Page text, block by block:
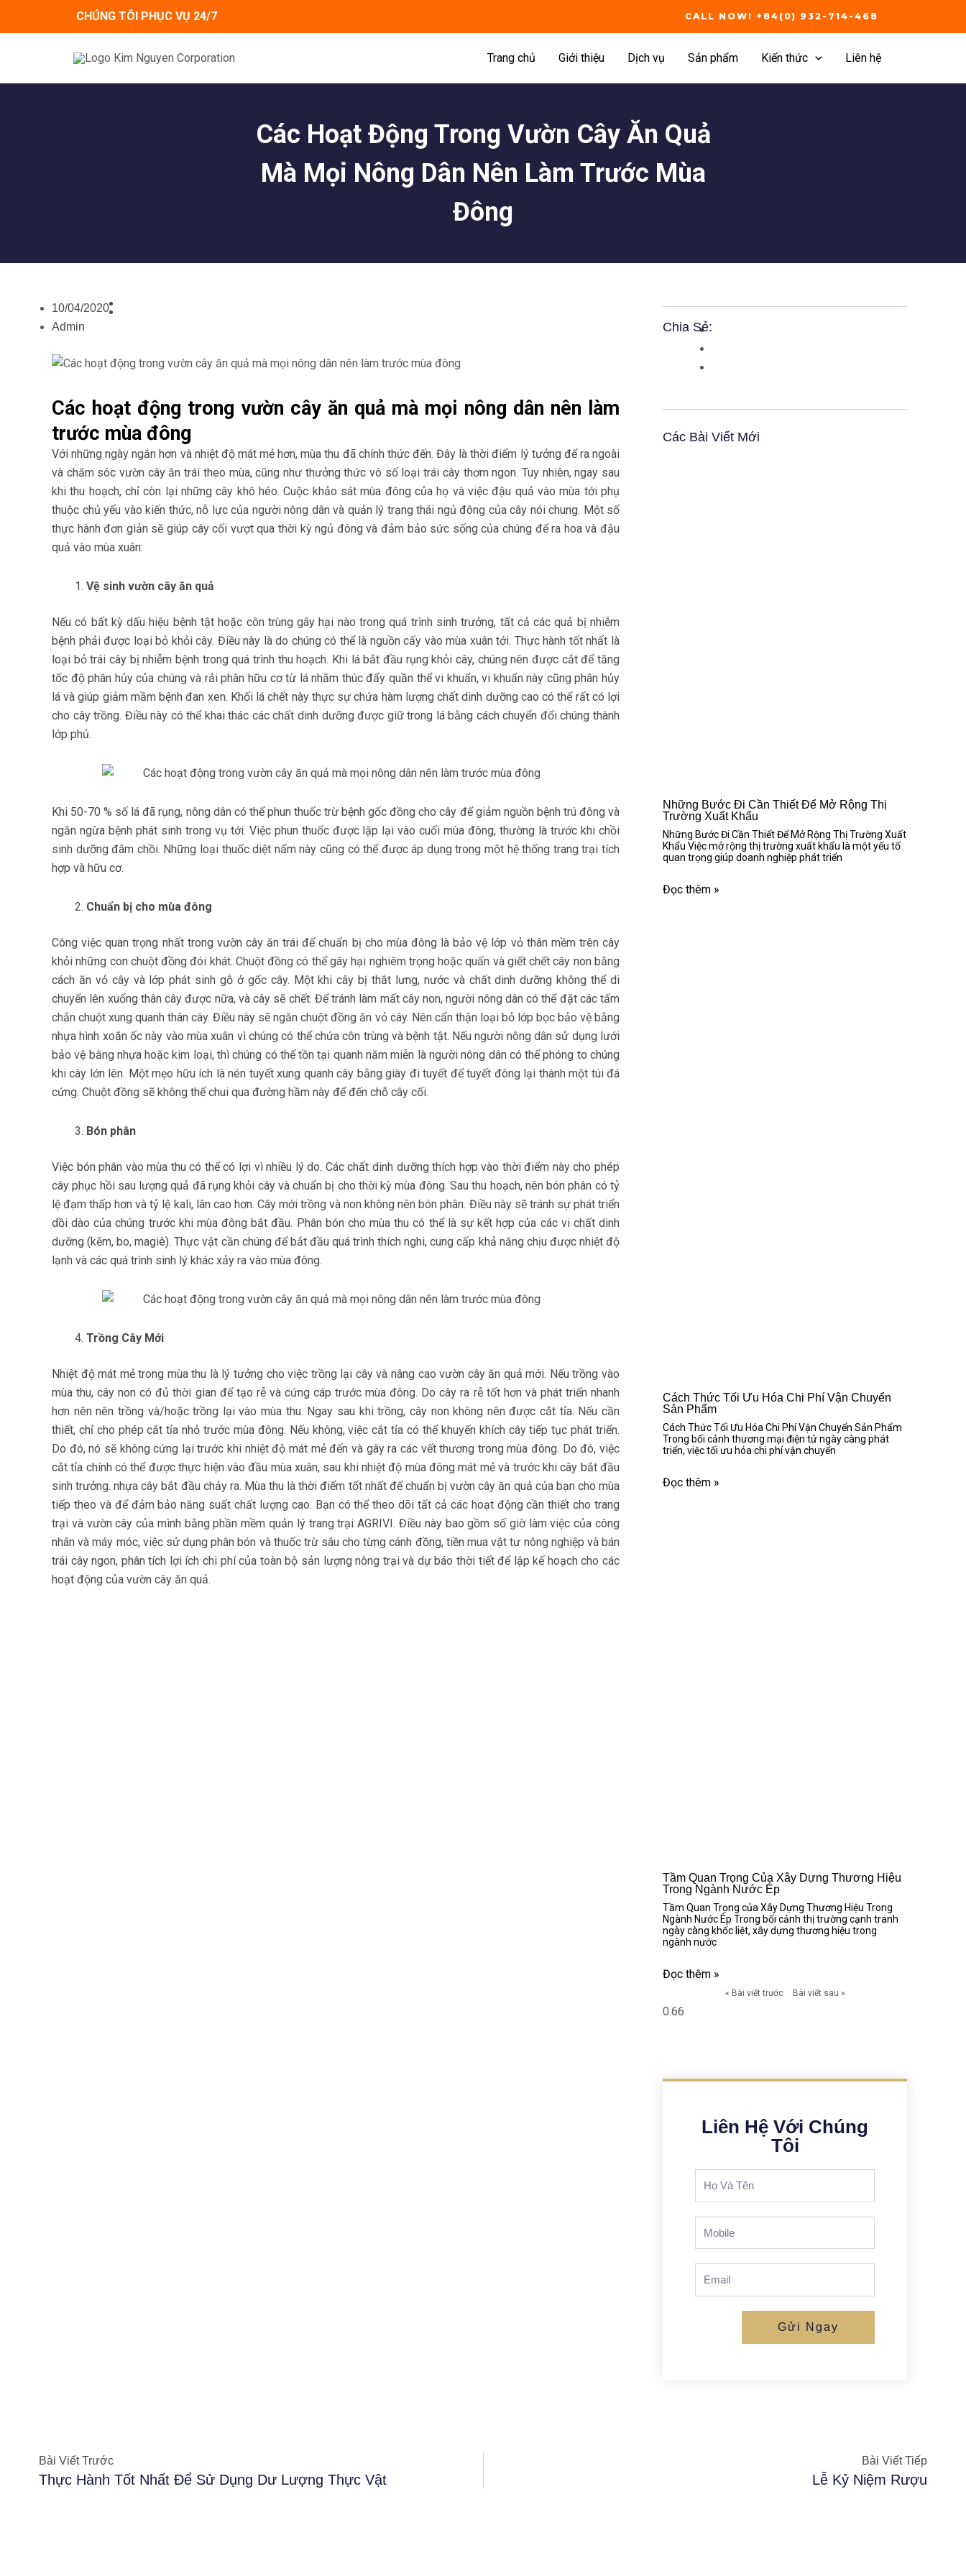
CHÚNG TÔI PHỤC VỤ 24/7 CALL NOW! +84(0) 932-714-468
Trang chủ Giới thiệu Dịch vụ Sản phẩm Kiến thức Liên hệ
Các Hoạt Động Trong Vườn Cây Ăn Quả
Mà Mọi Nông Dân Nên Làm Trước Mùa
Đông
10/04/2020
Admin
Các hoạt động trong vườn cây ăn quả mà mọi nông dân nên làm
trước mùa đông
Với những ngày ngắn hơn và nhiệt độ mát mẻ hơn, mùa thu đã chính thức đến. Đây là thời điểm lý tưởng để ra ngoài
và chăm sóc vườn cây ăn trái theo mùa, cũng như thưởng thức vô số loại trái cây thơm ngon. Tuy nhiên, ngay sau
khi thu hoạch, chỉ còn lại những cây khô héo. Cuộc khảo sát mùa đông của họ và việc đậu quả vào mùa tới phụ
thuộc chủ yếu vào kiến thức, nỗ lực của người nông dân và quản lý trạng thái ngủ đông của cây nói chung. Một số
thực hành đơn giản sẽ giúp cây cối vượt qua thời kỳ ngủ đông và đảm bảo sức sống của chúng để ra hoa và đậu
quả vào mùa xuân:
Vệ sinh vườn cây ăn quả
Nếu có bất kỳ dấu hiệu bệnh tật hoặc côn trùng gây hại nào trong quá trình sinh trưởng, tất cả các quả bị nhiễm
bệnh phải được loại bỏ khỏi cây. Điều này là do chúng có thể là nguồn cấy vào mùa xuân tới. Thực hành tốt nhất là
loại bỏ trái cây bị nhiễm bệnh trong quá trình thu hoạch. Khi lá bắt đầu rụng khỏi cây, chúng nên được cắt để tăng
tốc độ phân hủy của chúng và rải phân hữu cơ từ lá nhằm thúc đẩy quần thể vi khuẩn, vi khuẩn này cũng phân hủy
lá và giúp giảm mầm bệnh đan xen. Khối lá chết này thực sự chứa hàm lượng chất dinh dưỡng cao có thể rất có lợi
cho cây trồng. Điều này có thể khai thác các chất dinh dưỡng được giữ trong lá bằng cách chuyển đổi chúng thành
lớp phủ.
Khi 50-70 % số lá đã rụng, nông dân có thể phun thuốc trừ bệnh gốc đồng cho cây để giảm nguồn bệnh trú đông và
ngăn ngừa bệnh phát sinh trong vụ tới. Việc phun thuốc được lặp lại vào cuối mùa đông, thường là trước khi chồi
sinh dưỡng đâm chồi. Những loại thuốc diệt nấm này cũng có thể được áp dụng trong một hệ thống trang trại tích
hợp và hữu cơ.
Chuẩn bị cho mùa đông
Công việc quan trọng nhất trong vườn cây ăn trái để chuẩn bị cho mùa đông là bảo vệ lớp vỏ thân mềm trên cây
khỏi những con chuột đồng đói khát. Chuột đồng có thể gây hại nghiêm trọng hoặc quấn và giết chết cây non bằng
cách ăn vỏ cây và lớp phát sinh gỗ ở gốc cây. Một khi cây bị thắt lưng, nước và chất dinh dưỡng không thể di
chuyển lên xuống thân cây được nữa, và cây sẽ chết. Để tránh làm mất cây non, người nông dân có thể đặt các tấm
chắn chuột xung quanh thân cây. Điều này sẽ ngăn chuột đồng ăn vỏ cây. Nên cẩn thận loại bỏ lớp bọc bảo vệ bằng
nhựa hình xoắn ốc này vào mùa xuân vì chúng có thể chứa côn trùng và bệnh tật. Nếu người nông dân sử dụng lưới
bảo vệ bằng nhựa hoặc kim loại, thì chúng có thể tồn tại quanh năm miễn là người nông dân có thể phóng to chúng
khi cây lớn lên. Một mẹo hữu ích là nén tuyết xung quanh cây bằng giày đi tuyết để tuyết đông lại thành một túi đá
cứng. Chuột đồng sẽ không thể chui qua đường hầm này để đến chỗ cây cối.
Bón phân
Việc bón phân vào mùa thu có thể có lợi vì nhiều lý do. Các chất dinh dưỡng thích hợp vào thời điểm này cho phép
cây phục hồi sau lượng quả đã rụng khỏi cây và chuẩn bị cho thời kỳ mùa đông. Sau thu hoạch, nên bón phân có tỷ
lệ đạm thấp hơn và tỷ lệ kali, lân cao hơn. Cây mới trồng và non không nên bón phân. Điều này sẽ tránh sự phát triển
dồi dào của chúng trước khi mùa đông bắt đầu. Phân bón cho mùa thu có thể là sự kết hợp của các vi chất dinh
dưỡng (kẽm, bo, magiê). Thực vật cần chúng để bắt đầu quá trình thích nghi, cung cấp khả năng chịu được nhiệt độ
lạnh và các quá trình sinh lý khác xảy ra vào mùa đông.
Trồng Cây Mới
Nhiệt độ mát mẻ trong mùa thu là lý tưởng cho việc trồng lại cây và nâng cao vườn cây ăn quả mới. Nếu trồng vào
mùa thu, cây non có đủ thời gian để tạo rễ và cứng cáp trước mùa đông. Do cây ra rễ tốt hơn và phát triển nhanh
hơn nên nên trồng và/hoặc trồng lại vào mùa thu. Ngay sau khi trồng, cây non không nên được cắt tỉa. Nếu cần
thiết, chỉ cho phép cắt tỉa nhỏ trước mùa đông. Nếu không, việc cắt tỉa có thể khuyến khích cây tiếp tục phát triển.
Do đó, nó sẽ không cứng lại trước khi nhiệt độ mát mẻ đến và gây ra các vết thương trong mùa đông. Do đó, việc
cắt tỉa chính có thể được thực hiện vào đầu mùa xuân, sau khi nhiệt độ mùa đông mát mẻ và trước khi cây bắt đầu
sinh trưởng. nhựa cây bắt đầu chảy ra. Mùa thu là thời điểm tốt nhất để chuẩn bị vườn cây ăn quả của bạn cho mùa
tiếp theo và để đảm bảo năng suất chất lượng cao. Bạn có thể theo dõi tất cả các hoạt động cần thiết cho trang
trại và vườn cây của mình bằng phần mềm quản lý trang trại AGRIVI. Điều này bao gồm số giờ làm việc của công
nhân và máy móc, việc sử dụng phân bón và thuốc trừ sâu cho từng cánh đồng, tiền mua vật tư nông nghiệp và bán
trái cây ngon, phân tích lợi ích chi phí của toàn bộ sản lượng nông trại và dự báo thời tiết để lập kế hoạch cho các
hoạt động của vườn cây ăn quả.
Chia Sẻ:
Các Bài Viết Mới
Những Bước Đi Cần Thiết Để Mở Rộng Thị
Trường Xuất Khẩu
Những Bước Đi Cần Thiết Để Mở Rộng Thị Trường Xuất
Khẩu Việc mở rộng thị trường xuất khẩu là một yếu tố
quan trọng giúp doanh nghiệp phát triển
Đọc thêm »
Cách Thức Tối Ưu Hóa Chi Phí Vận Chuyển
Sản Phẩm
Cách Thức Tối Ưu Hóa Chi Phí Vận Chuyển Sản Phẩm
Trong bối cảnh thương mại điện tử ngày càng phát
triển, việc tối ưu hóa chi phí vận chuyển
Đọc thêm »
Tầm Quan Trọng Của Xây Dựng Thương Hiệu
Trong Ngành Nước Ép
Tầm Quan Trọng của Xây Dựng Thương Hiệu Trong
Ngành Nước Ép Trong bối cảnh thị trường cạnh tranh
ngày càng khốc liệt, xây dựng thương hiệu trong
ngành nước
Đọc thêm »
« Bài viết trước Bài viết sau »
Liên Hệ Với Chúng
Tôi
Gửi Ngay
Bài Viết Trước
Thực Hành Tốt Nhất Để Sử Dụng Dư Lượng Thực Vật
Bài Viết Tiếp
Lễ Kỷ Niệm Rượu